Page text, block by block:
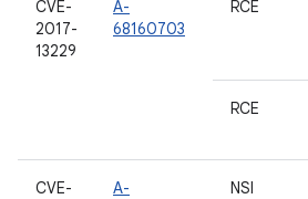
CVE-
2017-
13229
A-
68160703
RCE
RCE
CVE-
A-
NSI